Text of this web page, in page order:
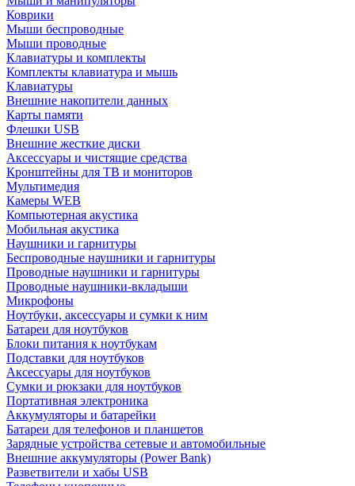
Коврики
Мыши беспроводные
Мыши проводные
Клавиатуры и комплекты
Комплекты клавиатура и мышь
Клавиатуры
Внешние накопители данных
Карты памяти
Флешки USB
Внешние жесткие диски
Аксессуары и чистящие средства
Кронштейны для ТВ и мониторов
Мультимедия
Камеры WEB
Компьютерная акустика
Мобильная акустика
Наушники и гарнитуры
Беспроводные наушники и гарнитуры
Проводные наушники и гарнитуры
Проводные наушники-вкладыши
Микрофоны
Ноутбуки, аксессуары и сумки к ним
Батареи для ноутбуков
Блоки питания к ноутбукам
Подставки для ноутбуков
Аксессуары для ноутбуков
Сумки и рюкзаки для ноутбуков
Портативная электроника
Аккумуляторы и батарейки
Батареи для телефонов и планшетов
Зарядные устройства сетевые и автомобильные
Внешние аккумуляторы (Power Bank)
Разветвители и хабы USB